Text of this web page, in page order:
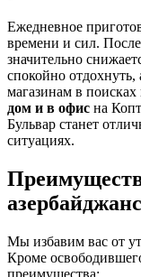
Ежедневное
времени и сил.
значительно
спокойно отдохнуть,
магазинам в поисках
дом и в офис на
Бульвар станет
ситуациях.
Мы избавим вас от
Кроме
преимущества: